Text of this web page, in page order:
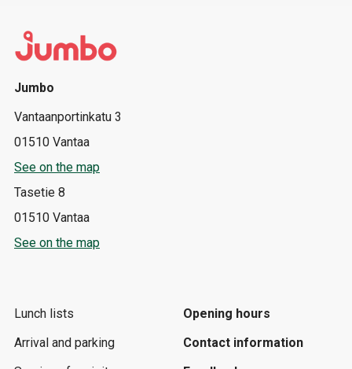
Jumbo
Vantaanportinkatu 3
01510 Vantaa
See on the map
Tasetie 8
01510 Vantaa
See on the map
Lunch lists
Arrival and parking
Opening hours
Contact information